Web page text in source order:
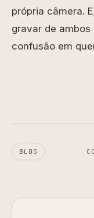
própria câmera.
gravar de
confusão em
BLOG